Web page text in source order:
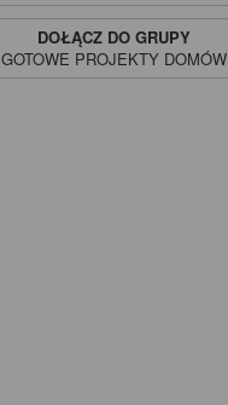
DOŁĄCZ DO GRUPY
GOTOWE PROJEKTY DOMÓW